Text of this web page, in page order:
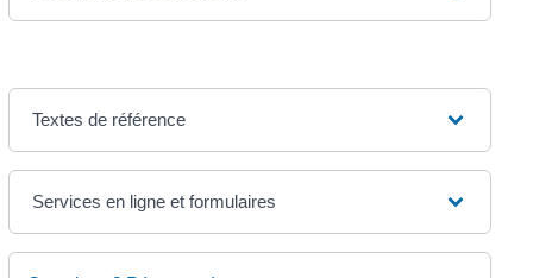
Textes de référence
Services en ligne et formulaires